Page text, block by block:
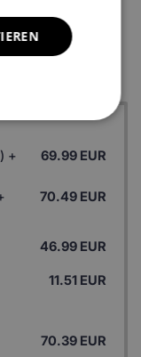
abhängig vom
+
69.99 EUR
70.49 EUR
46.99 EUR
11.51 EUR
70.39 EUR